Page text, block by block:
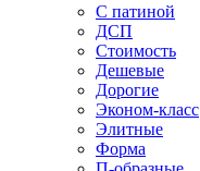
С патиной
ДСП
Стоимость
Дешевые
Дорогие
Эконом-класс
Элитные
Форма